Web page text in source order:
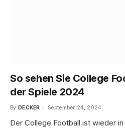
So sehen Sie College
der Spiele 2024
By DECKER September 24, 2024
Der College Football ist wieder